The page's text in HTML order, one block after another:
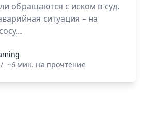
обращаются с иском в суд,
ситуация – на
/ ~6 мин. на прочтение